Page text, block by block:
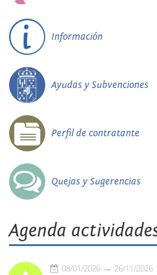
Información
Ayudas y Subvenciones
Perfil de contratante
Quejas y Sugerencias
Agenda
08/01/2026 26/11/2026